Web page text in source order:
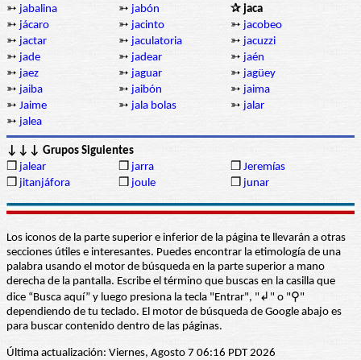
➳ jabalina ➳ jabón
✰ jaca
➳ jácaro ➳ jacinto ➳ jacobeo
➳ jactar ➳ jaculatoria ➳ jacuzzi
➳ jade ➳ jadear ➳ jaén
➳ jaez ➳ jaguar ➳ jagüey
➳ jaiba ➳ jaibón ➳ jaima
➳ Jaime ➳ jala bolas ➳ jalar
➳ jalea
↓↓↓ Grupos Siguientes
❒ jalear ❒ jarra ❒ Jeremías
❒ jitanjáfora ❒ joule ❒ junar
Los iconos de la parte superior e inferior de la página te llevarán a otras
secciones útiles e interesantes. Puedes encontrar la etimología de una
palabra usando el motor de búsqueda en la parte superior a mano
derecha de la pantalla. Escribe el término que buscas en la casilla que
dice “Busca aquí” y luego presiona la tecla "Entrar", "↲" o "⚲"
dependiendo de tu teclado. El motor de búsqueda de Google abajo es
para buscar contenido dentro de las páginas.
Última actualización: Viernes, Agosto 7 06:16 PDT 2026